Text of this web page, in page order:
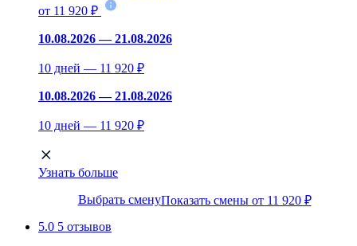
от 11 920 ₽
10.08.2026 — 21.08.2026
10 дней — 11 920 ₽
10.08.2026 — 21.08.2026
10 дней — 11 920 ₽
Узнать больше
Выбрать сменуПоказать смены от 11 920 ₽
5.0 5 отзывов